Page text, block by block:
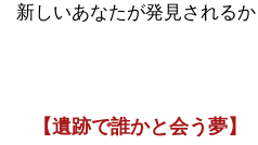
新しいあなたが発見されるか
【遺跡で誰かと会う夢】